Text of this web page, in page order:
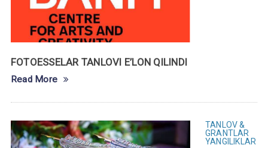
FOTOESSELAR TANLOVI E’LON QILINDI
Read More
TANLOV &
GRANTLAR
YANGILIKLAR